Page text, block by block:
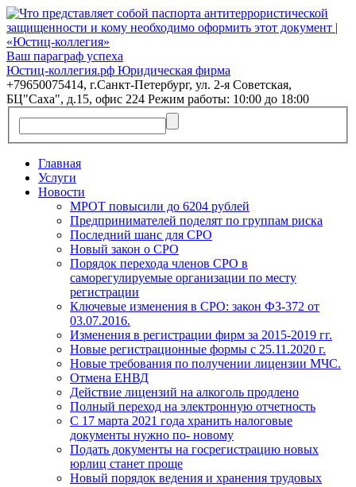
Ваш параграф успеха
Юстиц-коллегия.рф Юридическая фирма
+79650075414, г.Санкт-Петербург, ул. 2-я Советская,
БЦ"Саха", д.15, офис 224 Режим работы: 10:00 до 18:00
Главная
Услуги
Новости
МРОТ повысили до 6204 рублей
Предпринимателей поделят по группам риска
Последний шанс для СРО
Новый закон о СРО
Порядок перехода членов СРО в
саморегулируемые организации по месту
регистрации
Ключевые изменения в СРО: закон ФЗ-372 от
03.07.2016.
Изменения в регистрации фирм за 2015-2019 гг.
Новые регистрационные формы с 25.11.2020 г.
Новые требования по получении лицензии МЧС.
Отмена ЕНВД
Действие лицензий на алкоголь продлено
Полный переход на электронную отчетность
С 17 марта 2021 года хранить налоговые
документы нужно по- новому
Подать документы на госрегистрацию новых
юрлиц станет проще
Новый порядок ведения и хранения трудовых